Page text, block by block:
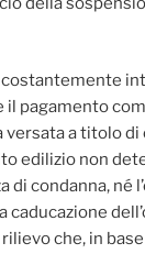
costantemente
il pagamento
a titolo di
edilizio non
di condanna, né
caducazione
che, in